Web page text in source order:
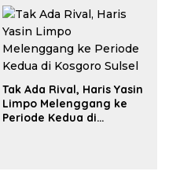
Tak Ada Rival, Haris Yasin
Limpo Melenggang ke
Periode Kedua di